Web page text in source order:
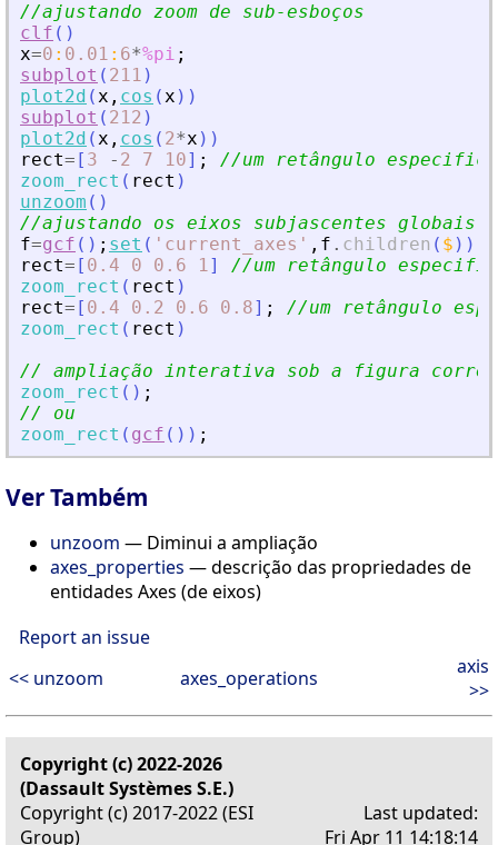
//ajustando zoom de sub-esboços
clf ( )
x=0 : 0.01 : 6*%pi ;
subplot ( 211 )
plot2d (x , cos (x ) )
subplot ( 212 )
plot2d (x , cos ( 2*x ) )
rect= [ 3 - 2 7 10] ;
//um retângulo
zoom_rect ( rect )
unzoom ( )
//ajustando os eixos subjascentes globais
f=gcf ( ) ; set ( ' current_axes ' , f . children ( $ ) )
rect= [ 0.4 0 0.6 1]
//um retângulo
zoom_rect ( rect )
rect= [ 0.4 0.2 0.6 0.8] ;
//um retângulo
zoom_rect ( rect )
// ampliação interativa sob a figura
zoom_rect ( ) ;
// ou
zoom_rect ( gcf ( ) ) ;
Ver Também
unzoom — Diminui a ampliação
axes_properties — descrição das propriedades de
entidades Axes (de eixos)
Report an issue
<< unzoom
axes_operations
axis
>>
Copyright (c) 2022-2026
(Dassault Systèmes S.E.)
Copyright (c) 2017-2022 (ESI
Group)
Last updated:
Fri Apr 11 14:18:14